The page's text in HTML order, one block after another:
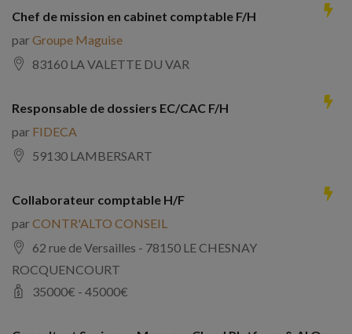
Chef de mission en cabinet comptable F/H
parGroupe Maguise
83160 LA VALETTE DU VAR
Responsable de dossiers EC/CAC F/H
par FIDECA
59130 LAMBERSART
Collaborateur comptable H/F
parCONTR'ALTO CONSEIL
62 rue de Versailles - 78150 LE CHESNAY
ROCQUENCOURT
35000€ - 45000€